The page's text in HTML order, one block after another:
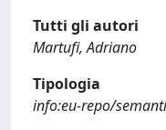
Tutti gli autori
Martufi, Adriano
Tipologia
info:eu-repo/